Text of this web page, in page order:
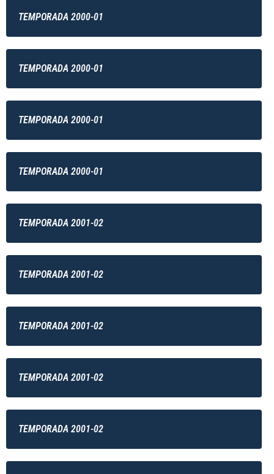
TEMPORADA 2000-01
TEMPORADA 2000-01
TEMPORADA 2000-01
TEMPORADA 2000-01
TEMPORADA 2001-02
TEMPORADA 2001-02
TEMPORADA 2001-02
TEMPORADA 2001-02
TEMPORADA 2001-02